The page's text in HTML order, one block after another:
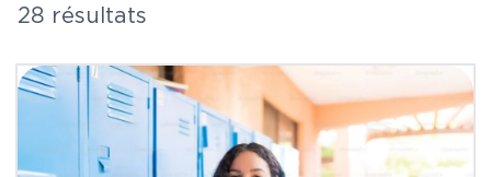
28 résultats